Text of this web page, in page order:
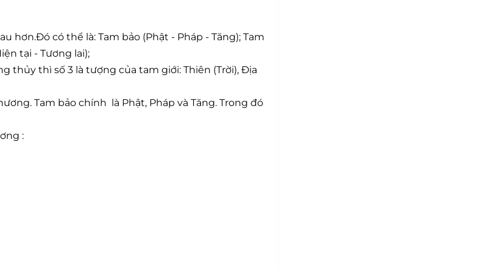
hơn.Đó có thể là: Tam bảo (Phật - Pháp - Tăng); Tam
tại - Tương lai);
thủy thì số 3 là tượng của tam giới: Thiên (Trời), Địa
Tam bảo chính là Phật, Pháp và Tăng. Trong đó
: